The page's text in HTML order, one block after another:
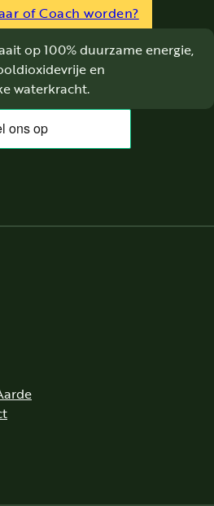
of Coach worden?
op 100% duurzame energie,
en
waterkracht.